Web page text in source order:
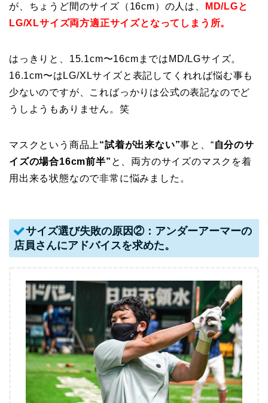
が、ちょうど間のサイズ（16cm）の人は、
MD/LGと
LG/XLサイズ両方適正サイズとなってしまう所。
はっきりと、15.1cm〜16cmまでは MD/LGサイズ。
16.1cm〜はLG/XLサイズと表記してくれれば悩む事も
少ないのですが、こればっかりは公式の表記なのでど
うしようもありません。笑
マスクという商品上 “試着が出来ない”事と、“自分のサ
イズの場合16cm前半” と、両方のサイズのマスクを着
用出来る状態なので非常に悩みました。
サイズ選び失敗の原因②：アンダーアーマーの
店員さんにアドバイスを求めた。